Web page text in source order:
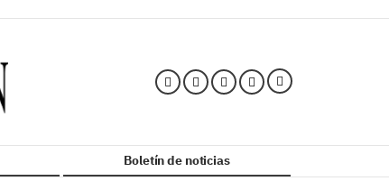
Boletín de noticias